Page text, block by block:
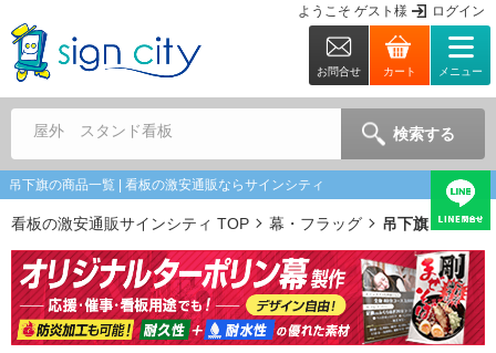
ようこそ ゲスト 様 ログイン
お問合せ カート メニュー
屋外 スタンド看板 検索する
吊下旗の商品一覧 | 看板の激安通販ならサインシティ
看板の激安通販サインシティ TOP 幕・フラッグ 吊下旗